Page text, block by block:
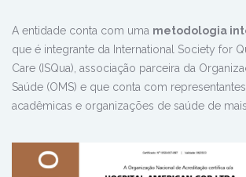
A entidade conta com uma metodologia
que é integrante da International Society for
Care (ISQua), associação parceira da
Saúde (OMS) e que conta com
acadêmicas e organizações de saúde de